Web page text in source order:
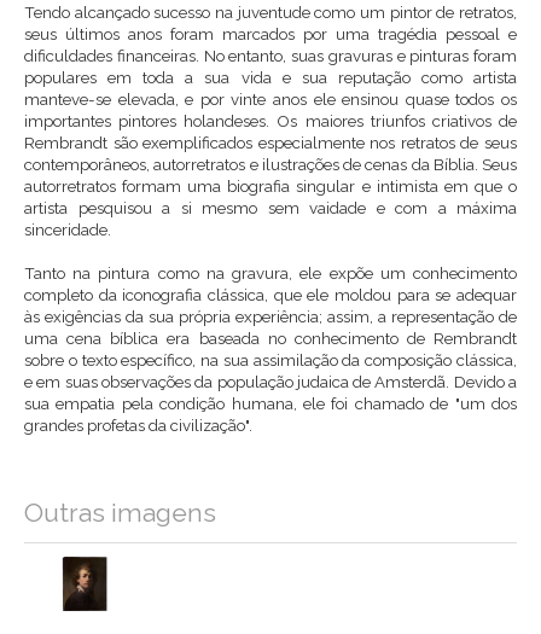
Tendo alcançado sucesso na juventude como um pintor de retratos,
seus últimos anos foram marcados por uma tragédia pessoal e
dificuldades financeiras. No entanto, suas gravuras e pinturas foram
populares em toda a sua vida e sua reputação como artista
manteve-se elevada, e por vinte anos ele ensinou quase todos os
importantes pintores holandeses. Os maiores triunfos criativos de
Rembrandt são exemplificados especialmente nos retratos de seus
contemporâneos, autorretratos e ilustrações de cenas da Bíblia. Seus
autorretratos formam uma biografia singular e intimista em que o
artista pesquisou a si mesmo sem vaidade e com a máxima
sinceridade.
Tanto na pintura como na gravura, ele expõe um conhecimento
completo da iconografia clássica, que ele moldou para se adequar
às exigências da sua própria experiência; assim, a representação de
uma cena bíblica era baseada no conhecimento de Rembrandt
sobre o texto específico, na sua assimilação da composição clássica,
e em suas observações da população judaica de Amsterdã. Devido a
sua empatia pela condição humana, ele foi chamado de "um dos
grandes profetas da civilização".
Outras imagens